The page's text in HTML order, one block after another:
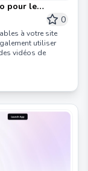
pour le
0
à votre site
utiliser
vidéos de